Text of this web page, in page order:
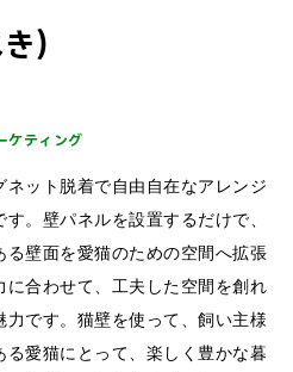
）
ケティング
ット脱着で自由自在なアレンジ
。壁パネルを設置するだけで、
る壁面を愛猫のための空間へ拡張
に合わせて、工夫した空間を創れ
です。猫壁を使って、飼い主様
る愛猫にとって、楽しく豊かな暮